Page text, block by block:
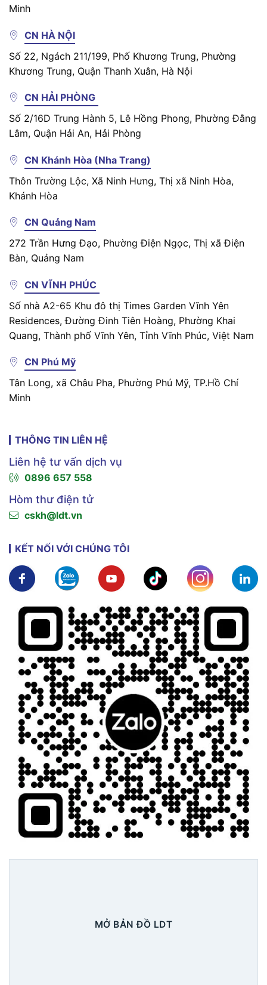
Minh
CN HÀ NỘI
Số 22, Ngách 211/199, Phố Khương Trung, Phường
Khương Trung, Quận Thanh Xuân, Hà Nội
CN HẢI PHÒNG
Số 2/16D Trung Hành 5, Lê Hồng Phong, Phường Đằng
Lâm, Quận Hải An, Hải Phòng
CN Khánh Hòa (Nha Trang)
Thôn Trường Lộc, Xã Ninh Hưng, Thị xã Ninh Hòa,
Khánh Hòa
CN Quảng Nam
272 Trần Hưng Đạo, Phường Điện Ngọc, Thị xã Điện
Bàn, Quảng Nam
CN VĨNH PHÚC
Số nhà A2-65 Khu đô thị Times Garden Vĩnh Yên
Residences, Đường Đinh Tiên Hoàng, Phường Khai
Quang, Thành phố Vĩnh Yên, Tỉnh Vĩnh Phúc, Việt Nam
CN Phú Mỹ
Tân Long, xã Châu Pha, Phường Phú Mỹ, TP.Hồ Chí
Minh
THÔNG TIN LIÊN HỆ
Liên hệ tư vấn dịch vụ
0896 657 558
Hòm thư điện tử
cskh@ldt.vn
KẾT NỐI VỚI CHÚNG TÔI
Xem chi tiết Xem chi tiếtXem chi tiết Xem chi tiết Xem chi tiết
MỞ BẢN ĐỒ LDT